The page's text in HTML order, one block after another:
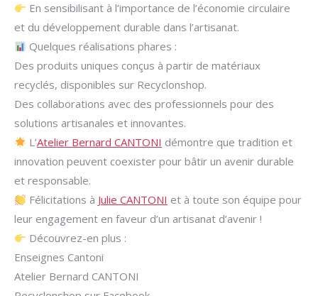
En sensibilisant à l’importance de l’économie circulaire
et du développement durable dans l’artisanat.
Quelques réalisations phares :
Des produits uniques conçus à partir de matériaux
recyclés, disponibles sur Recyclonshop.
Des collaborations avec des professionnels pour des
solutions artisanales et innovantes.
L’Atelier Bernard CANTONI démontre que tradition et
innovation peuvent coexister pour bâtir un avenir durable
et responsable.
Félicitations à Julie CANTONI et à toute son équipe pour
leur engagement en faveur d’un artisanat d’avenir !
Découvrez-en plus :
Enseignes Cantoni
Atelier Bernard CANTONI